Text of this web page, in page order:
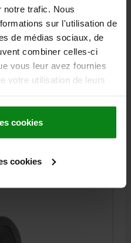
notre trafic. Nous
sur l'utilisation de
de médias sociaux, de
combiner celles-ci
vous leur avez fournies
votre utilisation de leurs
cookies
cookies
SANS RAINURE
POUDRE NOIR,
D3=34 L1=19
DÉTAILS